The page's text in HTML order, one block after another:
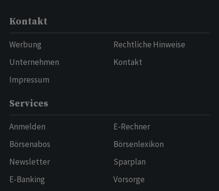
Kontakt
Werbung
Unternehmen
Impressum
Rechtliche Hinweise
Kontakt
Services
Anmelden
Börsenabos
Newsletter
E-Banking
E-Rechner
Börsenlexikon
Sparplan
Vorsorge